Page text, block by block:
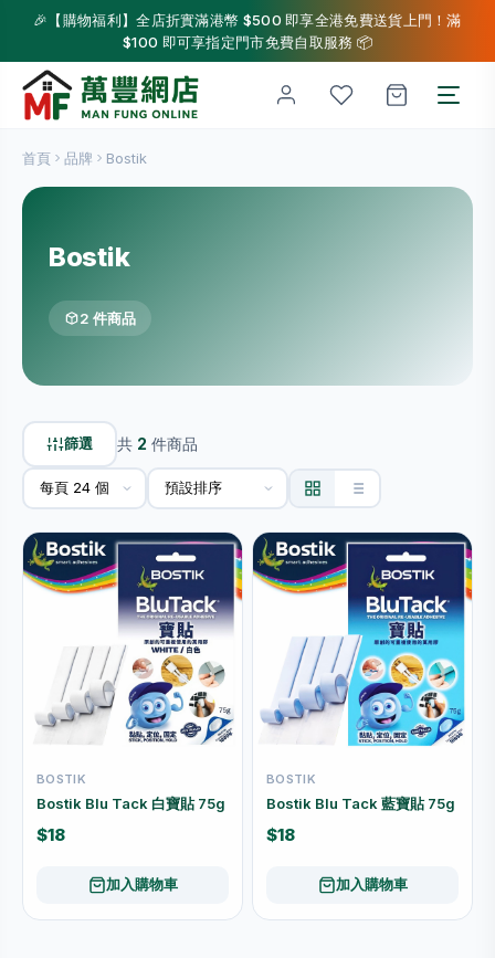
🎉【購物福利】全店折實滿港幣 $500 即享全港免費送貨上門！滿
$100 即可享指定門市免費自取服務 📦
首頁 品牌 Bostik
Bostik
2 件商品
篩選 共 2 件商品
BOSTIK
Bostik Blu Tack 白寶貼 75g
$18
加入購物車
BOSTIK
Bostik Blu Tack 藍寶貼 75g
$18
加入購物車